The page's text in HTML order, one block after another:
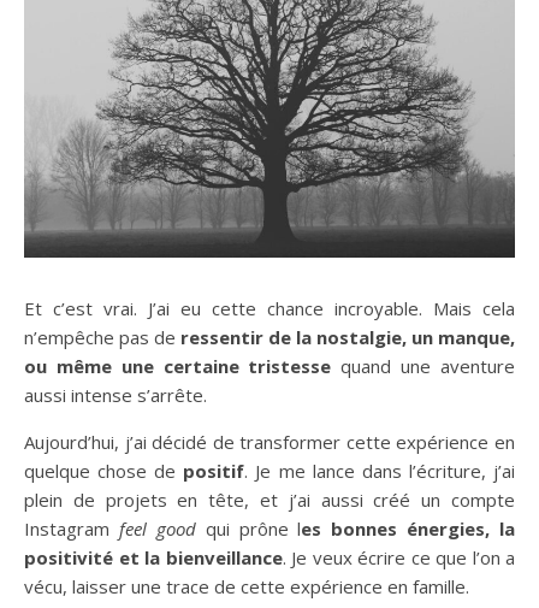
Et c’est vrai. J’ai eu cette chance incroyable. Mais cela
n’empêche pas de ressentir de la nostalgie, un manque,
ou même une certaine tristesse quand une aventure
aussi intense s’arrête.
Aujourd’hui, j’ai décidé de transformer cette expérience en
quelque chose de positif. Je me lance dans l’écriture, j’ai
plein de projets en tête, et j’ai aussi créé un compte
Instagram feel goodqui prône les bonnes énergies, la
positivité et la bienveillance. Je veux écrire ce que l’on a
vécu, laisser une trace de cette expérience en famille.